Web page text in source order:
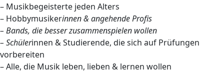
– Musikbegeisterte jeden Alters
– Hobbymusikerinnen & angehende Profis
– Bands, die besser zusammenspielen wollen
– Schülerinnen & Studierende, die sich auf Prüfungen
vorbereiten
– Alle, die Musik leben, lieben & lernen wollen